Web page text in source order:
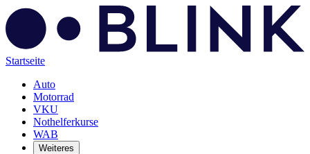
Startseite
Auto
Motorrad
VKU
Nothelferkurse
WAB
Weiteres